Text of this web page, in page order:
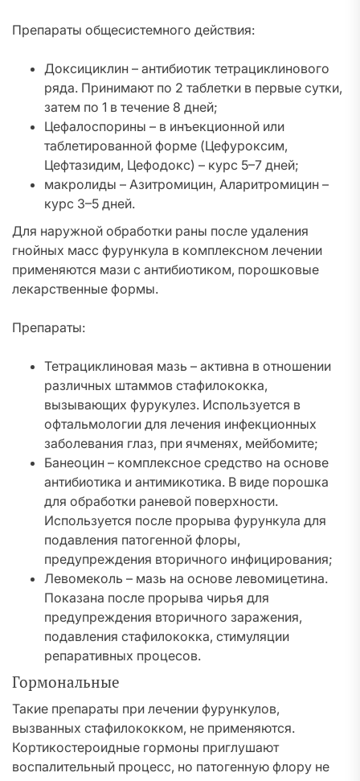
Препараты общесистемного действия:
Доксициклин – антибиотик тетрациклинового
ряда. Принимают по 2 таблетки в первые сутки,
затем по 1 в течение 8 дней;
Цефалоспорины – в инъекционной или
таблетированной форме (Цефуроксим,
Цефтазидим, Цефодокс) – курс 5–7 дней;
макролиды – Азитромицин, Аларитромицин –
курс 3–5 дней.
Для наружной обработки раны после удаления
гнойных масс фурункула в комплексном лечении
применяются мази с антибиотиком, порошковые
лекарственные формы.
Препараты:
Тетрациклиновая мазь – активна в отношении
различных штаммов стафилококка,
вызывающих фурукулез. Используется в
офтальмологии для лечения инфекционных
заболевания глаз, при ячменях, мейбомите;
Банеоцин – комплексное средство на основе
антибиотика и антимикотика. В виде порошка
для обработки раневой поверхности.
Используется после прорыва фурункула для
подавления патогенной флоры,
предупреждения вторичного инфицирования;
Левомеколь – мазь на основе левомицетина.
Показана после прорыва чирья для
предупреждения вторичного заражения,
подавления стафилококка, стимуляции
репаративных процесов.
Гормональные
Такие препараты при лечении фурункулов,
вызванных стафилококком, не применяются.
Кортикостероидные гормоны приглушают
воспалительный процесс, но патогенную флору не